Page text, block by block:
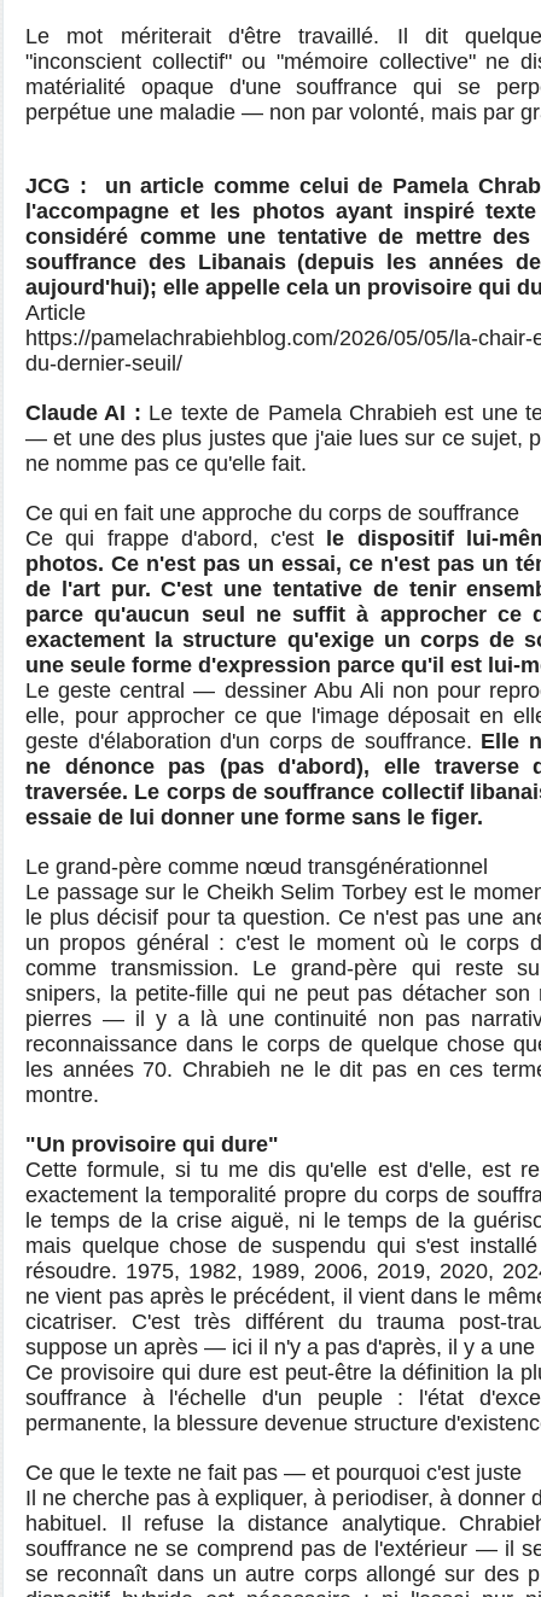
Le mot mériterait d'être travaillé. Il dit
"inconscient collectif" ou "mémoire collective" ne
matérialité opaque d'une souffrance qui se
perpétue une maladie — non par volonté, mais par
JCG :
un article comme celui de Pamela
l'accompagne et les photos ayant inspiré
considéré comme une tentative de mettre
souffrance des Libanais (depuis les années
aujourd'hui); elle appelle cela un provisoire qui
Article
https://pamelachrabiehblog.com/2026/05/05/la-
du-dernier-seuil/
Claude AI : Le texte de Pamela Chrabieh est une
— et une des plus justes que j'aie lues sur ce sujet,
ne nomme pas ce qu'elle fait.
Ce qui en fait une approche du corps de souffrance
Ce qui frappe d'abord, c'est
le dispositif lui-
photos. Ce n'est pas un essai, ce n'est pas un
de l'art pur. C'est une tentative de tenir
parce qu'aucun seul ne suffit à approcher ce
exactement la structure qu'exige un corps de
une seule forme d'expression parce qu'il est lui-
Le geste central — dessiner Abu Ali non pour
elle, pour approcher ce que l'image déposait en
geste d'élaboration d'un corps de souffrance. Elle
ne dénonce pas (pas d'abord), elle traverse
traversée. Le corps de souffrance collectif
essaie de lui donner une forme sans le figer.
Le grand-père comme nœud transgénérationnel
Le passage sur le Cheikh Selim Torbey est le
le plus décisif pour ta question. Ce n'est pas une
un propos général : c'est le moment où le corps
comme transmission. Le grand-père qui reste
snipers, la petite-fille qui ne peut pas détacher son
pierres — il y a là une continuité non pas
reconnaissance dans le corps de quelque chose
les années 70. Chrabieh ne le dit pas en ces
montre.
"Un provisoire qui dure"
Cette formule, si tu me dis qu'elle est d'elle, est
exactement la temporalité propre du corps de
le temps de la crise aiguë, ni le temps de la
mais quelque chose de suspendu qui s'est
résoudre. 1975, 1982, 1989, 2006, 2019, 2020,
ne vient pas après le précédent, il vient dans le
cicatriser. C'est très différent du trauma post-
suppose un après — ici il n'y a pas d'après, il y a
Ce provisoire qui dure est peut-être la définition la
souffrance à l'échelle d'un peuple : l'état
permanente, la blessure devenue structure
Ce que le texte ne fait pas — et pourquoi c'est juste
Il ne cherche pas à expliquer, à periodiser, à donner
habituel. Il refuse la distance analytique.
souffrance ne se comprend pas de l'extérieur — il
se reconnaît dans un autre corps allongé sur des